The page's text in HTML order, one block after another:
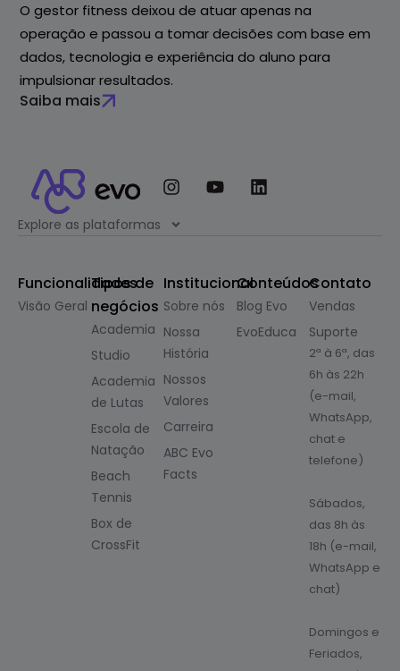
O gestor fitness deixou de atuar apenas na
operação e passou a tomar decisões com base em
dados, tecnologia e experiência do aluno para
impulsionar resultados.
Saiba mais
Explore as plataformas
Funcionalidades
Visão Geral
Tipos de
negócios
Academia
Studio
Academia
de Lutas
Escola de
Natação
Beach
Tennis
Box de
CrossFit
Institucional
Sobre nós
Nossa
História
Nossos
Valores
Carreira
ABC Evo
Facts
Conteúdos
Blog Evo
EvoEduca
Contato
Vendas
Suporte
2ª à 6ª, das
6h às 22h
(e-mail,
WhatsApp,
chat e
telefone)
Sábados,
das 8h às
18h (e-mail,
WhatsApp e
chat)
Domingos e
Feriados,